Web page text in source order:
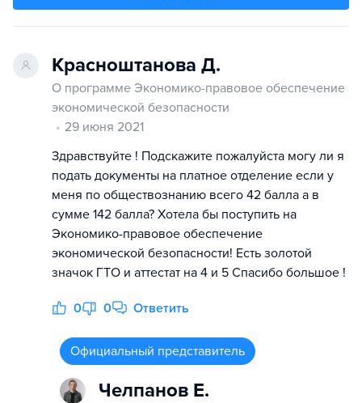
Красноштанова Д.
О программе Экономико-правовое обеспечение
экономической безопасности
29 июня 2021
Здравствуйте ! Подскажите пожалуйста могу ли я
подать документы на платное отделение если у
меня по обществознанию всего 42 балла а в
сумме 142 балла? Хотела бы поступить на
Экономико-правовое обеспечение
экономической безопасности! Есть золотой
значок ГТО и аттестат на 4 и 5 Спасибо большое !
0 0 Ответить
Официальный представитель
Челпанов Е.